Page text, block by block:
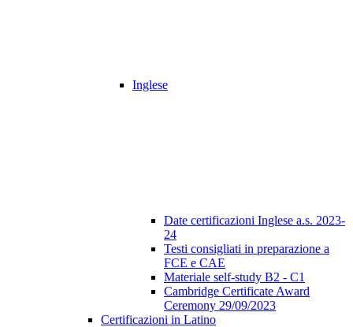
Inglese
Date certificazioni Inglese a.s. 2023-
24
Testi consigliati in preparazione a
FCE e CAE
Materiale self-study B2 - C1
Cambridge Certificate Award
Ceremony 29/09/2023
Certificazioni in Latino